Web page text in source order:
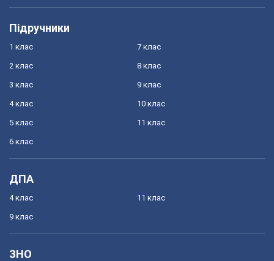
Підручники
1 клас
2 клас
3 клас
4 клас
5 клас
6 клас
7 клас
8 клас
9 клас
10 клас
11 клас
ДПА
4 клас
9 клас
11 клас
ЗНО